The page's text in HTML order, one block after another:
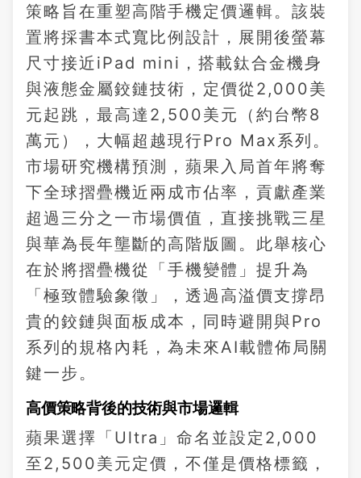
策略旨在重塑高階手機定價邏輯。該裝
置將採書本式寬比例設計，展開後螢幕
尺寸接近iPad mini，搭載鈦合金機身
與液態金屬鉸鏈技術，定價從2,000美
元起跳，最高達2,500美元（約台幣8
萬元），大幅超越現行Pro Max系列。
市場研究機構預測，蘋果入局首年將奪
下全球摺疊機近兩成市佔率，貢獻產業
超過三分之一市場價值，直接挑戰三星
與華為長年壟斷的高階版圖。此舉核心
在於將摺疊機從「手機變體」提升為
「極致體驗象徵」，透過高溢價支撐昂
貴的鉸鏈與面板成本，同時避開與Pro
系列的規格內耗，為未來AI載體佈局關
鍵一步。
高價策略背後的技術與市場邏輯
蘋果選擇「Ultra」命名並設定2,000
至2,500美元定價，不僅是價格標籤，